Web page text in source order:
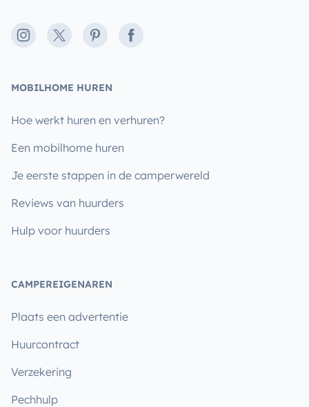
Instagram
X PinterestFacebook
MOBILHOME HUREN
Hoe werkt huren en verhuren?
Een mobilhome huren
Je eerste stappen in de camperwereld
Reviews van huurders
Hulp voor huurders
CAMPEREIGENAREN
Plaats een advertentie
Huurcontract
Verzekering
Pechhulp